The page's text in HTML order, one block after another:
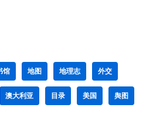
馆 地图 地理志 外交
澳大利亚 目录 美国 舆图